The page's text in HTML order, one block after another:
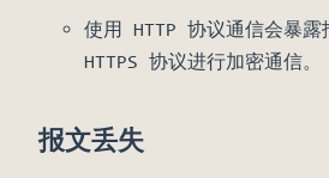
使用 HTTP 协议通信会暴露
HTTPS 协议进行加密通信。
报文丢失